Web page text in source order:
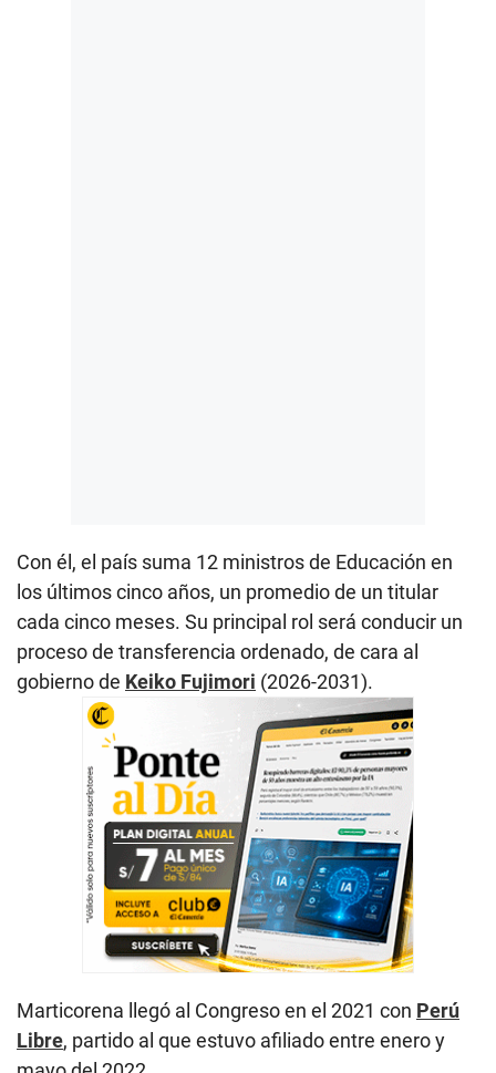
Con él, el país suma 12 ministros de Educación en
los últimos cinco años, un promedio de un titular
cada cinco meses. Su principal rol será conducir un
proceso de transferencia ordenado, de cara al
gobierno de Keiko Fujimori (2026-2031).
Marticorena llegó al Congreso en el 2021 con Perú
Libre, partido al que estuvo afiliado entre enero y